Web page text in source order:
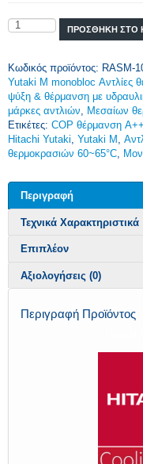
Ποσότητα ΠΡΟΣΘΉΚΗ ΣΤΟ
Κωδικός προϊόντος: RASM-
Yutaki M monobloc Αντλίες
ψύξη & θέρμανση με
μάρκες αντλιών
Μεσαίων
Ετικέτες: COP θέρμανση
Hitachi Yutaki Yutaki M
θερμοκρασιών 60~65°C
Περιγραφή
Τεχνικά Χαρακτηριστικά
Επιπλέον
Αξιολογήσεις (0)
Περιγραφή Προϊόντος